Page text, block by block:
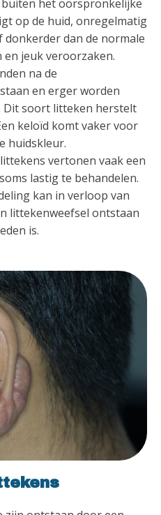
het oorspronkelijke
op de huid, onregelmatig
dan de normale
jeuk veroorzaken.
na de
en erger worden
Dit soort litteken herstelt
keloïd komt vaker voor
huidskleur.
vertonen vaak een
lastig te behandelen.
kan in verloop van
littekenweefsel ontstaan
is.